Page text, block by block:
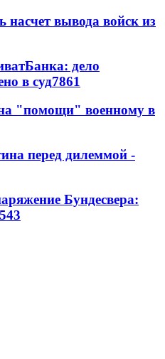
вывода войск из
дело
в суд7861
"помощи" военному в
перед дилеммой -
Бундесвера: